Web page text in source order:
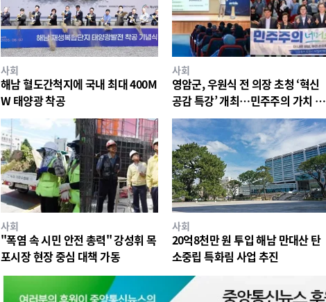
사회
해남 혈도간척지에 국내 최대 400M
W 태양광 착공
사회
영암군, 우원식 전 의장 초청 ‘혁신
공감 특강’ 개최…민주주의 가치 공
유
사회
"폭염 속 시민 안전 총력" 강성휘 목
포시장 현장 중심 대책 가동
사회
20억8천만 원 투입 해남 만대산 탄
소중립 특화림 사업 추진